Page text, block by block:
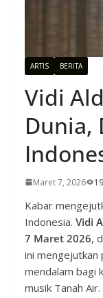
ARTIS BERITA
Vidi
Dunia,
Maret 7, 2026
Kabar
Indonesia. Vidi
7 Maret 2026,
ini mengejutkan
mendalam bagi
musik Tanah Air.